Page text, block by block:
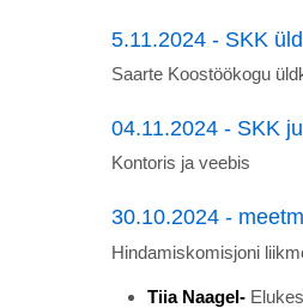
5.11.2024 - SKK
Saarte Koostöökogu
04.11.2024 - SKK
Kontoris ja veebis
30.10.2024 -
Hindamiskomisjoni
Tiia Naagel-